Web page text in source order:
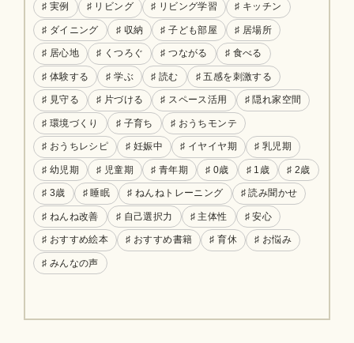
♯ 実例 ♯ リビング ♯ リビング学習 ♯ キッチン
♯ ダイニング ♯ 収納 ♯ 子ども部屋 ♯ 居場所
♯ 居心地 ♯ くつろぐ ♯ つながる ♯ 食べる
♯ 体験する ♯ 学ぶ ♯ 読む ♯ 五感を刺激する
♯ 見守る ♯ 片づける ♯ スペース活用 ♯ 隠れ家空間
♯ 環境づくり ♯ 子育ち ♯ おうちモンテ
♯ おうちレシピ ♯ 妊娠中 ♯ イヤイヤ期 ♯ 乳児期
♯ 幼児期 ♯ 児童期 ♯ 青年期 ♯ 0歳 ♯ 1歳 ♯ 2歳
♯ 3歳 ♯ 睡眠 ♯ ねんねトレーニング ♯ 読み聞かせ
♯ ねんね改善 ♯ 自己選択力 ♯ 主体性 ♯ 安心
♯ おすすめ絵本 ♯ おすすめ書籍 ♯ 育休 ♯ お悩み
♯ みんなの声